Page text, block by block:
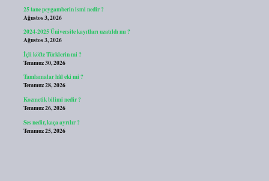
25 tane peygamberin ismi nedir ?
Ağustos 3, 2026
2024-2025 Üniversite kayıtları uzatıldı mı ?
Ağustos 3, 2026
İçli köfte Türklerin mi ?
Temmuz 30, 2026
Tamlamalar hâl eki mi ?
Temmuz 28, 2026
Kozmetik bilimi nedir ?
Temmuz 26, 2026
Ses nedir, kaça ayrılır ?
Temmuz 25, 2026